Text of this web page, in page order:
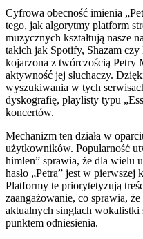
Cyfrowa obecność imienia
tego, jak algorytmy platform
muzycznych kształtują nasze
takich jak Spotify, Shazam czy
kojarzona z twórczością Petry
aktywność jej słuchaczy.
wyszukiwania w tych
dyskografię, playlisty typu
koncertów.
Mechanizm ten działa w
użytkowników. Popularność
himlen” sprawia, że dla wielu
hasło „Petra” jest w
Platformy te priorytetyzują
zaangażowanie, co sprawia,
aktualnych singlach
punktem odniesienia.